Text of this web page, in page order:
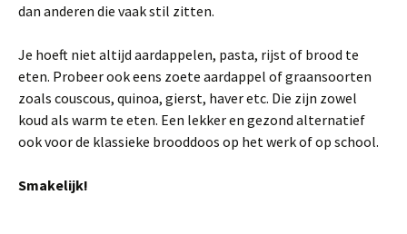
dan anderen die vaak stil zitten.
Je hoeft niet altijd aardappelen, pasta, rijst of brood te
eten. Probeer ook eens zoete aardappel of graansoorten
zoals couscous, quinoa, gierst, haver etc. Die zijn zowel
koud als warm te eten. Een lekker en gezond alternatief
ook voor de klassieke brooddoos op het werk of op school.
Smakelijk!